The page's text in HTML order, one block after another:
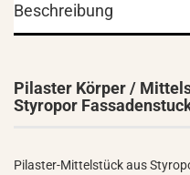
Beschreibung
Pilaster Körper /
Styropor
Pilaster-Mittelstück aus